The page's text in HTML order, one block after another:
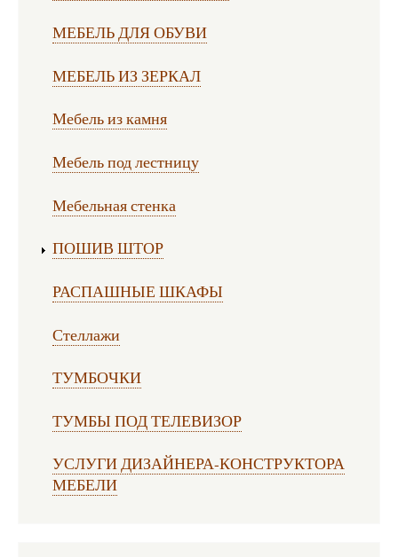
МЕБЕЛЬ ДЛЯ ОБУВИ
МЕБЕЛЬ ИЗ ЗЕРКАЛ
Мебель из камня
Мебель под лестницу
Мебельная стенка
ПОШИВ ШТОР
РАСПАШНЫЕ ШКАФЫ
Стеллажи
ТУМБОЧКИ
ТУМБЫ ПОД ТЕЛЕВИЗОР
УСЛУГИ ДИЗАЙНЕРА-КОНСТРУКТОРА
МЕБЕЛИ